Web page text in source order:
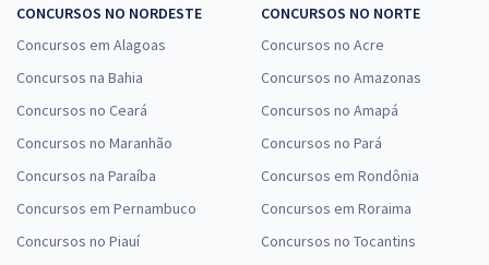
CONCURSOS NO NORDESTE
Concursos em Alagoas
Concursos na Bahia
Concursos no Ceará
Concursos no Maranhão
Concursos na Paraíba
Concursos em Pernambuco
Concursos no Piauí
CONCURSOS NO NORTE
Concursos no Acre
Concursos no Amazonas
Concursos no Amapá
Concursos no Pará
Concursos em Rondônia
Concursos em Roraima
Concursos no Tocantins